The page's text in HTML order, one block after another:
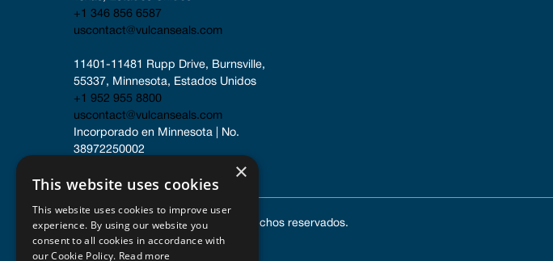
+1 346 856 6587
uscontact@vulcanseals.com
11401-11481 Rupp Drive, Burnsville,
55337, Minnesota, Estados Unidos
+1 952 955 8800
uscontact@vulcanseals.com
Incorporado en Minnesota | No.
38972250002
© 2024 Vulcan Seals. Todos los derechos reservados.
×
This website uses cookies
This website uses cookies to improve user
experience. By using our website you
consent to all cookies in accordance with
our Cookie Policy. Read more